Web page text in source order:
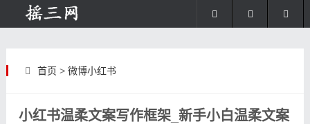
首页 > 微博小红书
小红书温柔文案写作框架_新手小白温柔文案